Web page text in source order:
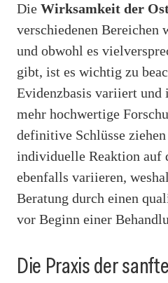
Die Wirksamkeit der
verschiedenen Bereichen
und obwohl es
gibt, ist es wichtig zu
Evidenzbasis variiert und
mehr hochwertige
definitive Schlüsse
individuelle Reaktion auf
ebenfalls variieren,
Beratung durch einen
vor Beginn einer
Die Praxis der